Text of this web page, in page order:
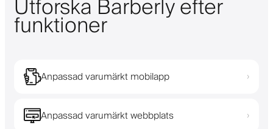
Utforska Barberly efter
funktioner
Anpassad varumärkt mobilapp ›
Anpassad varumärkt webbplats ›